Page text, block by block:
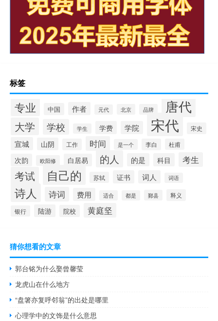
标签
专业 中国 作者 元代 北京 品牌 唐代
大学 学校 学生 学费 学院 宋代 宋史
宣城 山阴 工作 时间 是一个 李白 杜甫
次韵 欧阳修 白居易 的人 的是 科目 考生
考试 自己的 苏轼 证书 词人 词语
诗人 诗词 费用 适合 都是 鄞县 释义
银行 陆游 院校 黄庭坚
猜你想看的文章
郭台铭为什么娶曾馨莹
龙虎山在什么地方
“盘箸亦复呼邻翁”的出处是哪里
心理学中的文饰是什么意思